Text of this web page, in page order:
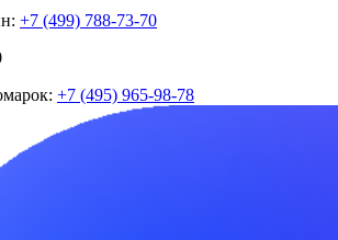
+7 (499) 788-73-70
+7 (495) 965-98-78